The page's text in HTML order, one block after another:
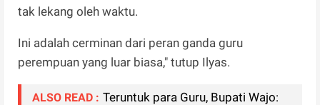
tak lekang oleh waktu.
Ini adalah cerminan dari peran ganda guru
perempuan yang luar biasa," tutup Ilyas.
ALSO READ : Teruntuk para Guru, Bupati Wajo: